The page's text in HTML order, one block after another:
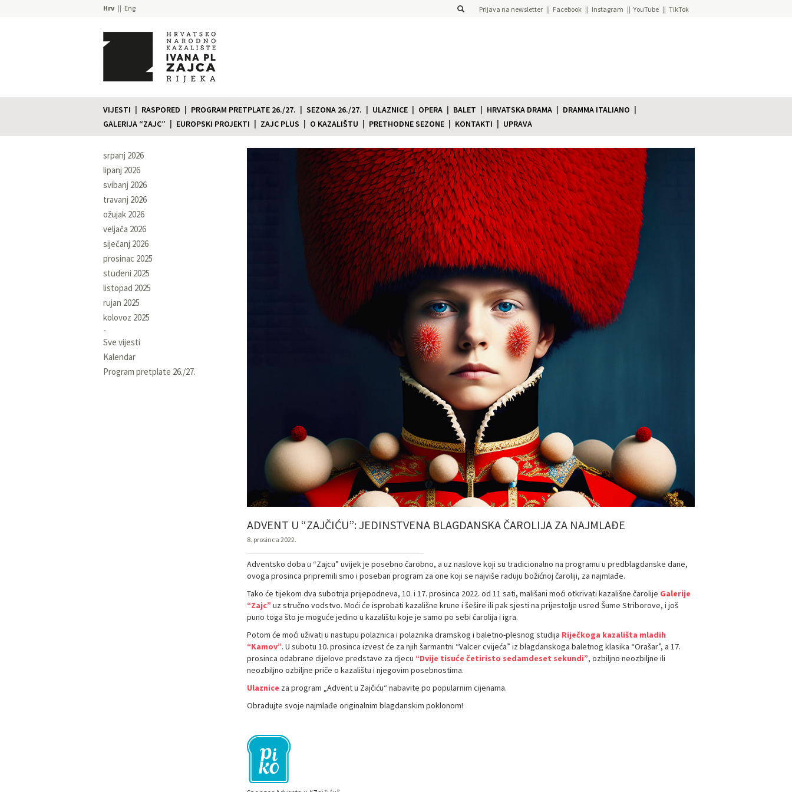
Hrv Eng Prijava na newsletter Facebook Instagram YouTube TikTok
VIJESTI RASPORED PROGRAM PRETPLATE 26./27. SEZONA 26./27. ULAZNICE OPERA BALET HRVATSKA DRAMA
DRAMMA ITALIANO
GALERIJA “ZAJC”
EUROPSKI PROJEKTI ZAJC PLUS O KAZALIŠTU PRETHODNE SEZONE KONTAKTI UPRAVA
srpanj 2026
lipanj 2026
svibanj 2026
travanj 2026
ožujak 2026
veljača 2026
siječanj 2026
prosinac 2025
studeni 2025
listopad 2025
rujan 2025
kolovoz 2025
Sve vijesti
Kalendar
Program pretplate 26./27.
ADVENT U “ZAJČIĆU”: JEDINSTVENA BLAGDANSKA ČAROLIJA ZA NAJMLAĐE
8. prosinca 2022.
Adventsko doba u “Zajcu” uvijek je posebno čarobno, a uz naslove koji su tradicionalno na programu u predblagdanske dane,
ovoga prosinca pripremili smo i poseban program za one koji se najviše raduju božićnoj čaroliji, za najmlađe.
Tako će tijekom dva subotnja prijepodneva, 10. i 17. prosinca 2022. od 11 sati, mališani moći otkrivati kazališne čarolije Galerije
“Zajc” uz stručno vodstvo. Moći će isprobati kazališne krune i šešire ili pak sjesti na prijestolje usred Šume Striborove, i još
puno toga što je moguće jedino u kazalištu koje je samo po sebi čarolija i igra.
Potom će moći uživati u nastupu polaznica i polaznika dramskog i baletno-plesnog studija Riječkoga kazališta mladih
“Kamov”. U subotu 10. prosinca izvest će za njih šarmantni “Valcer cvijeća” iz blagdanskoga baletnog klasika “Orašar”, a 17.
prosinca odabrane dijelove predstave za djecu “Dvije tisuće četiristo sedamdeset sekundi”, ozbiljno neozbiljne ili
neozbiljno ozbiljne priče o kazalištu i njegovim posebnostima.
Ulaznice za program „Advent u Zajčiću“ nabavite po popularnim cijenama.
Obradujte svoje najmlađe originalnim blagdanskim poklonom!